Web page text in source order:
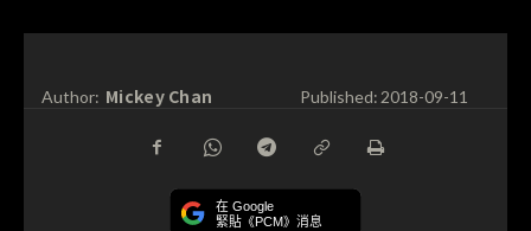
Author: Mickey Chan Published:2018-09-11
在 Google
緊貼《PCM》消息